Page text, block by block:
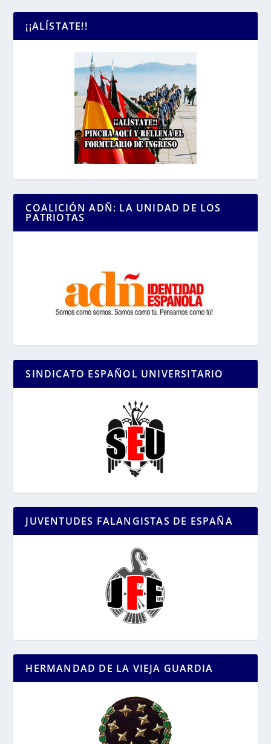
¡¡ALÍSTATE!!
COALICIÓN ADÑ: LA UNIDAD DE LOS
PATRIOTAS
SINDICATO ESPAÑOL UNIVERSITARIO
JUVENTUDES FALANGISTAS DE ESPAÑA
HERMANDAD DE LA VIEJA GUARDIA